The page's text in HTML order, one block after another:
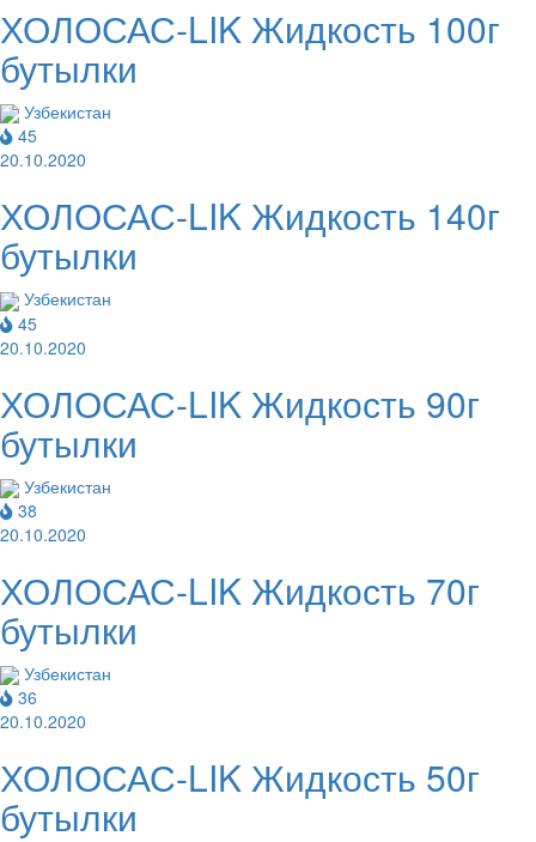
ХОЛОСАС-LIK Жидкость 100г
бутылки
Узбекистан
45
20.10.2020
ХОЛОСАС-LIK Жидкость 140г
бутылки
Узбекистан
45
20.10.2020
ХОЛОСАС-LIK Жидкость 90г
бутылки
Узбекистан
38
20.10.2020
ХОЛОСАС-LIK Жидкость 70г
бутылки
Узбекистан
36
20.10.2020
ХОЛОСАС-LIK Жидкость 50г
бутылки